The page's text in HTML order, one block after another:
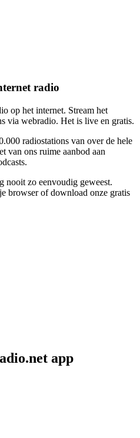
radio
op het internet. Stream het
via webradio. Het is live en gratis.
radiostations van over de hele
van ons ruime aanbod aan
nooit zo eenvoudig geweest.
browser of download onze gratis
app